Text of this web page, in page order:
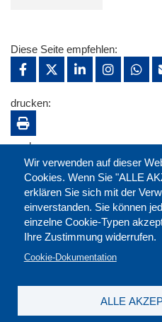
Wir verwenden auf dieser
Cookies. Wenn Sie "ALLE
erklären Sie sich mit der
einverstanden. Sie können
einzelne Cookie-Typen
Ihre Zustimmung widerrufen.
Cookie-Dokumentation
ALLE
Diese Seite empfehlen:
drucken:
merken: